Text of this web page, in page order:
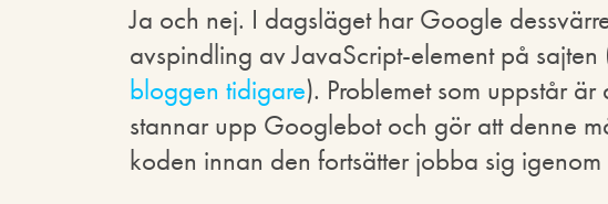
Ja och nej. I dagsläget har Google
avspindling av JavaScript-element på sajten
bloggen tidigare). Problemet som uppstår
stannar upp Googlebot och gör att denne
koden innan den fortsätter jobba sig igenom